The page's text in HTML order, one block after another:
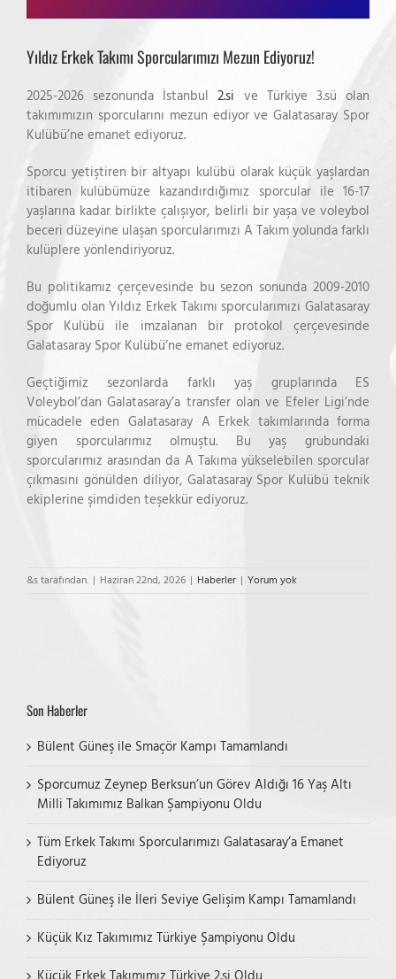
Yıldız Erkek Takımı Sporcularımızı Mezun Ediyoruz!
2025-2026 sezonunda İstanbul2.si ve Türkiye 3.sü olan
takımımızın sporcularını mezun ediyor ve Galatasaray Spor
Kulübü’ne emanet ediyoruz.
Sporcu yetiştiren bir altyapı kulübü olarak küçük yaşlardan
itibaren kulübümüze kazandırdığımız sporcular ile 16-17
yaşlarına kadar birlikte çalışıyor, belirli bir yaşa ve voleybol
beceri düzeyine ulaşan sporcularımızı A Takım yolunda farklı
kulüplere yönlendiriyoruz.
Bu politikamız çerçevesinde bu sezon sonunda 2009-2010
doğumlu olan Yıldız Erkek Takımı sporcularımızı Galatasaray
Spor Kulübü ile imzalanan bir protokol çerçevesinde
Galatasaray Spor Kulübü’ne emanet ediyoruz.
Geçtiğimiz sezonlarda farklı yaş gruplarında ES
Voleybol’dan Galatasaray’a transfer olan ve Efeler Ligi’nde
mücadele eden Galatasaray A Erkek takımlarında forma
giyen sporcularımız olmuştu. Bu yaş grubundaki
sporcularımız arasından da A Takıma yükselebilen sporcular
çıkmasını gönülden diliyor, Galatasaray Spor Kulübü teknik
ekiplerine şimdiden teşekkür ediyoruz.
&s tarafından. | Haziran 22nd, 2026 | Haberler | Yorum yok
Son Haberler
Bülent Güneş ile Smaçör Kampı Tamamlandı
Sporcumuz Zeynep Berksun’un Görev Aldığı 16 Yaş Altı
Milli Takımımız Balkan Şampiyonu Oldu
Tüm Erkek Takımı Sporcularımızı Galatasaray’a Emanet
Ediyoruz
Bülent Güneş ile İleri Seviye Gelişim Kampı Tamamlandı
Küçük Kız Takımımız Türkiye Şampiyonu Oldu